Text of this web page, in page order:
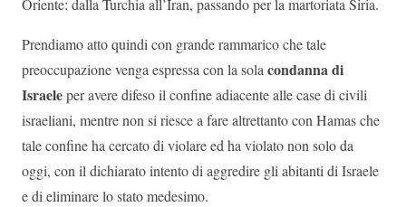
Oriente: dalla Turchia all’Iran, passando per la martoriata Siria.
Prendiamo atto quindi con grande rammarico che tale
preoccupazione venga espressa con la solacondanna di
Israeleper avere difeso il confine adiacente alle case di civili
israeliani, mentre non si riesce a fare altrettanto con Hamas che
tale confine ha cercato di violare ed ha violato non solo da
oggi, con il dichiarato intento di aggredire gli abitanti di Israele
e di eliminare lo stato medesimo.